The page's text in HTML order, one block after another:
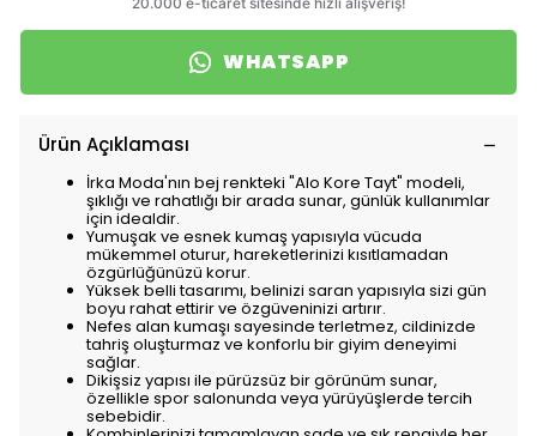
WHATSAPP
Ürün Açıklaması
İrka Moda'nın bej renkteki "Alo Kore Tayt" modeli,
şıklığı ve rahatlığı bir arada sunar, günlük kullanımlar
için idealdir.
Yumuşak ve esnek kumaş yapısıyla vücuda
mükemmel oturur, hareketlerinizi kısıtlamadan
özgürlüğünüzü korur.
Yüksek belli tasarımı, belinizi saran yapısıyla sizi gün
boyu rahat ettirir ve özgüveninizi artırır.
Nefes alan kumaşı sayesinde terletmez, cildinizde
tahriş oluşturmaz ve konforlu bir giyim deneyimi
sağlar.
Dikişsiz yapısı ile pürüzsüz bir görünüm sunar,
özellikle spor salonunda veya yürüyüşlerde tercih
sebebidir.